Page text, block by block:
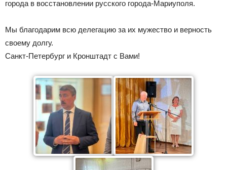
города в восстановлении русского города-Мариуполя.
Мы благодарим всю делегацию за их мужество и верность
своему долгу.
Санкт-Петербург и Кронштадт с Вами!